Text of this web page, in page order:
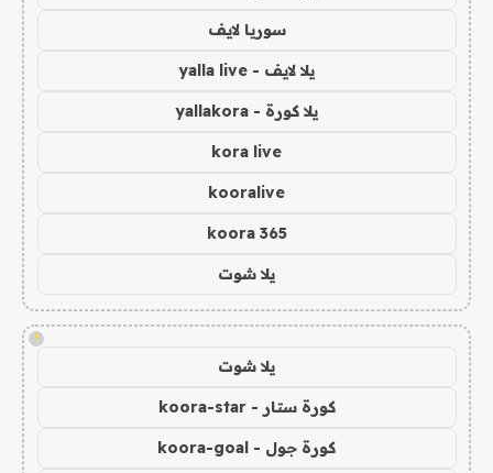
سوريا لايف
يلا لايف - yalla live
يلا كورة - yallakora
kora live
kooralive
koora 365
يلا شوت
!
يلا شوت
كورة ستار - koora-star
كورة جول - koora-goal